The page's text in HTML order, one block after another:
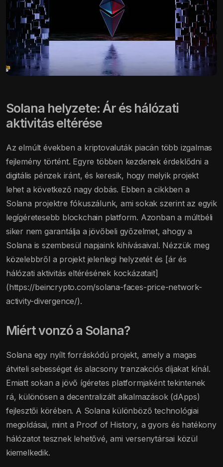
Solana helyzete: Ár és hálózati
aktivitás eltérése
Az elmúlt években a kriptovaluták piacán több izgalmas
fejlemény történt. Egyre többen kezdenek érdeklődni a
digitális pénzek iránt, és keresik, hogy melyik projekt
lehet a következő nagy dobás. Ebben a cikkben a
Solana projektre fókuszálunk, ami sokak szerint az egyik
legígéretesebb blockchain platform. Azonban a múltbéli
siker nem garantálja a jövőbeli győzelmet, ahogy a
Solana is szembesül napjaink kihívásaival. Nézzük meg
közelebbről a projekt jelenlegi helyzetét és [ár és
hálózati aktivitás eltérésének kockázatait]
(https://beincrypto.com/solana-faces-price-network-
activity-divergence/).
Miért vonzó a Solana?
Solana egy nyílt forráskódú projekt, amely a magas
átviteli sebességet és alacsony tranzakciós díjakat kínál.
Emiatt sokan a jövő ígéretes platformjaként tekintenek
rá, különösen a decentralizált alkalmazások (dApps)
fejlesztői körében. A Solana különböző technológiai
megoldásai, mint a Proof of History, a gyors és hatékony
hálózatot tesznek lehetővé, ami versenytársai közül
kiemelkedik.